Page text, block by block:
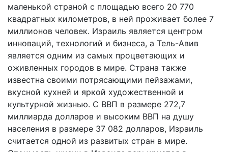
маленькой страной с площадью всего 20 770
квадратных километров, в ней проживает более 7
миллионов человек. Израиль является центром
инноваций, технологий и бизнеса, а Тель-Авив
является одним из самых процветающих и
оживленных городов в мире. Страна также
известна своими потрясающими пейзажами,
вкусной кухней и яркой художественной и
культурной жизнью. С ВВП в размере 272,7
миллиарда долларов и высоким ВВП на душу
населения в размере 37 082 долларов, Израиль
считается одной из развитых стран в мире.